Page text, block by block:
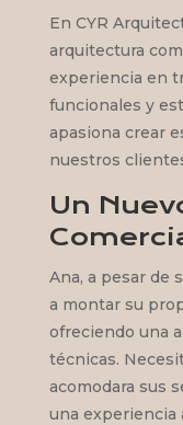
En CYR
arquitectura
experiencia en
funcionales y
apasiona crear
nuestros
Un
Ana, a pesar de
a montar su
ofreciendo una
técnicas.
acomodara sus
una experiencia